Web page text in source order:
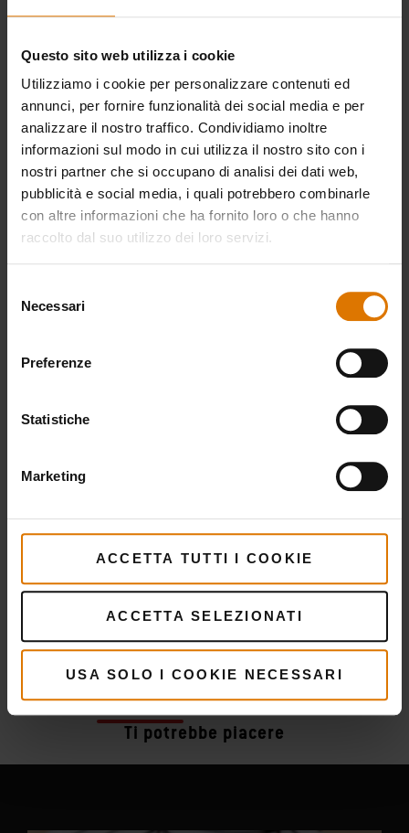
Questo sito web utilizza i cookie
Utilizziamo i cookie per personalizzare contenuti ed
annunci, per fornire funzionalità dei social media e per
analizzare il nostro traffico. Condividiamo inoltre
informazioni sul modo in cui utilizza il nostro sito con i
nostri partner che si occupano di analisi dei dati web,
pubblicità e social media, i quali potrebbero combinarle
con altre informazioni che ha fornito loro o che hanno
raccolto dal suo utilizzo dei loro servizi.
delNecessari
Preferenze
Statistiche
Marketing
ACCETTA TUTTI I COOKIE
ACCETTA SELEZIONATI
USA SOLO I COOKIE NECESSARI
raccomandati
Altroricette
Ti potrebbe piacere